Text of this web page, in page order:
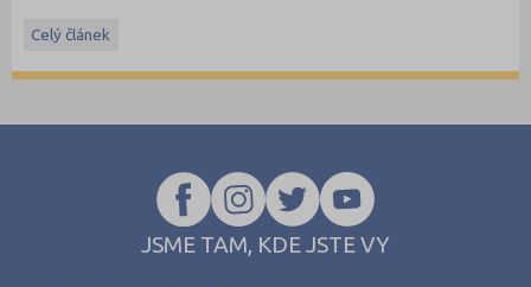
zkoušky. Stále je možné podat až 3 přihlášky pro maturitní obory
zkouškou v 1. a 2. kole. V systému DIPSY jsou k dispozici informace
naleznete nově také nawww.StredniSkoly.comu jednotlivých škol
studium v nematuritním oboru.
Celý článek
JSME TAM, KDE JSTE VY